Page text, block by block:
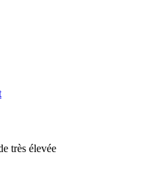
très élevée